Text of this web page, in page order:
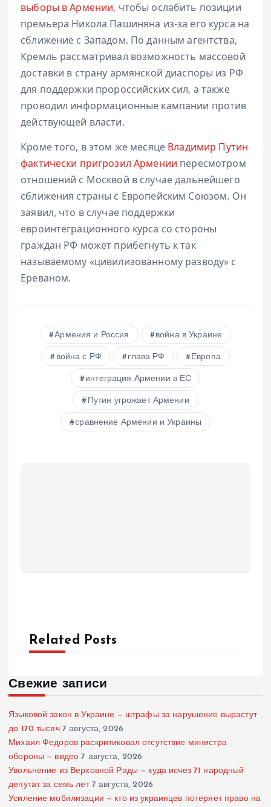
выборы в Армении, чтобы ослабить позиции
премьера Никола Пашиняна из-за его курса на
сближение с Западом. По данным агентства,
Кремль рассматривал возможность массовой
доставки в страну армянской диаспоры из РФ
для поддержки пророссийских сил, а также
проводил информационные кампании против
действующей власти.
Кроме того, в этом же месяце Владимир Путин
фактически пригрозил Армении пересмотром
отношений с Москвой в случае дальнейшего
сближения страны с Европейским Союзом. Он
заявил, что в случае поддержки
евроинтеграционного курса со стороны
граждан РФ может прибегнуть к так
называемому «цивилизованному разводу» с
Ереваном.
Армения и Россия война в Украине
война с РФ глава РФ Европа
интеграция Армении в ЕС
Путин угрожает Армении
сравнение Армении и Украины
Related Posts
Свежие записи
Языковой закон в Украине — штрафы за нарушение вырастут
до 170 тысяч 7 августа, 2026
Михаил Федоров раскритиковал отсутствие министра
обороны — видео 7 августа, 2026
Увольнение из Верховной Рады — куда исчез 71 народный
депутат за семь лет 7 августа, 2026
Усиление мобилизации — кто из украинцев потеряет право на